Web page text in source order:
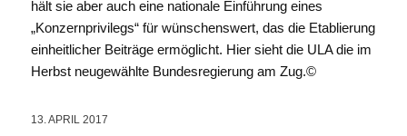
hält sie aber auch eine nationale Einführung eines
„Konzernprivilegs“ für wünschenswert, das die Etablierung
einheitlicher Beiträge ermöglicht. Hier sieht die ULA die im
Herbst neugewählte Bundesregierung am Zug.©
13. APRIL 2017